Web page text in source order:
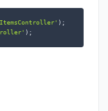
);
);